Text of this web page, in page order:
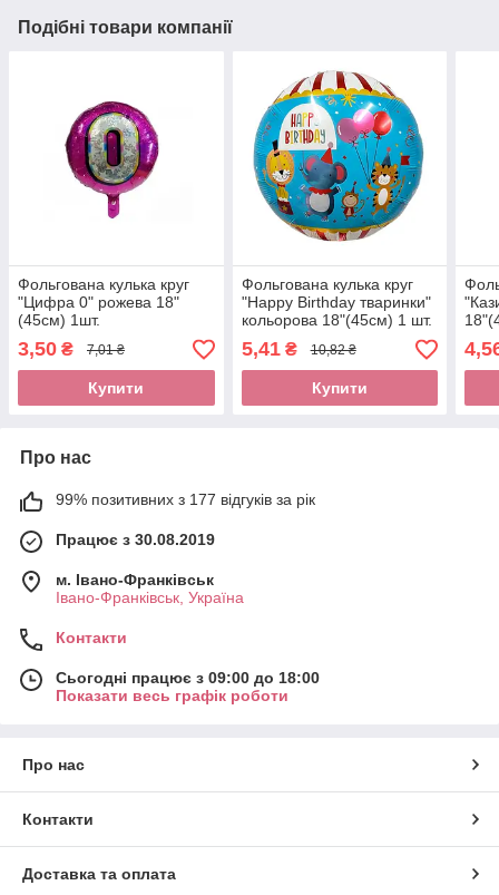
Подібні товари компанії
Фольгована кулька круг
"Цифра 0" рожева 18"
(45см) 1шт.
3,50 ₴ 7,01 ₴
Купити
Фольгована кулька круг
"Happy Birthday тваринки"
кольорова 18"(45см) 1 шт.
5,41₴ 10,82 ₴
Купити
Про нас
99% позитивних з 177 відгуків за рік
Працює з 30.08.2019
м. Івано-Франківськ
Івано-Франківськ, Україна
Контакти
Сьогодні працює з 09:00 до 18:00
Показати весь графік роботи
Про нас
Контакти
Доставка та оплата